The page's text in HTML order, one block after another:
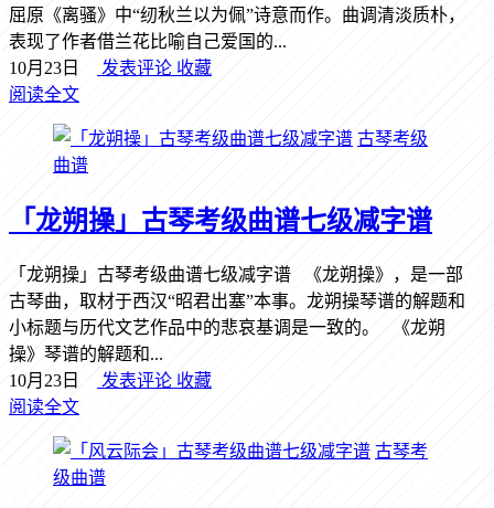
屈原《离骚》中“纫秋兰以为佩”诗意而作。曲调清淡质朴，
表现了作者借兰花比喻自己爱国的...
10月23日
发表评论 收藏
阅读全文
古琴考级
曲谱
「龙朔操」古琴考级曲谱七级减字谱
「龙朔操」古琴考级曲谱七级减字谱 《龙朔操》，是一部
古琴曲，取材于西汉“昭君出塞”本事。龙朔操琴谱的解题和
小标题与历代文艺作品中的悲哀基调是一致的。 《龙朔
操》琴谱的解题和...
10月23日
发表评论 收藏
阅读全文
古琴考
级曲谱